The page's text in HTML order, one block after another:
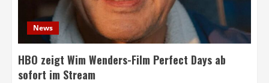
News
HBO zeigt Wim Wenders-Film Perfect Days ab
sofort im Stream